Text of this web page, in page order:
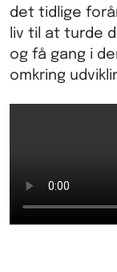
det tidlige
liv til at turde
og få gang i
omkring